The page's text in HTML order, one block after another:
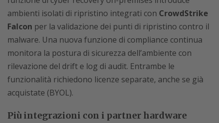
ambienti isolati di ripristino integrati con CrowdStrike
Falcon per la validazione dei punti di ripristino contro il
malware. Una nuova funzione di compliance continua
monitora la postura di sicurezza dell’ambiente con
rilevazione del drift e log di audit. Entrambe le
funzionalità richiedono licenze separate, anche se già
acquistate (BYOL).
Più integrazioni con i partner hardware